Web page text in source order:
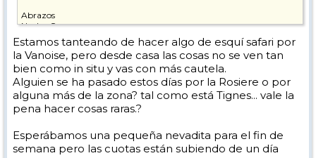
Abrazos
Nacho Campos
Estamos tanteando de hacer algo de esquí safari por
la Vanoise, pero desde casa las cosas no se ven tan
bien como in situ y vas con más cautela.
Alguien se ha pasado estos días por la Rosiere o por
alguna más de la zona? tal como está Tignes... vale la
pena hacer cosas raras.?
Esperábamos una pequeña nevadita para el fin de
semana pero las cuotas están subiendo de un día